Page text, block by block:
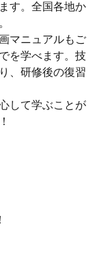
す。全国各地か
マニュアルもご
を学べます。技
、研修後の復習
して学ぶことが